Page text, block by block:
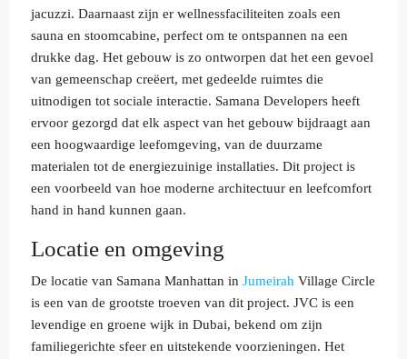
jacuzzi. Daarnaast zijn er wellnessfaciliteiten zoals een
sauna en stoomcabine, perfect om te ontspannen na een
drukke dag. Het gebouw is zo ontworpen dat het een gevoel
van gemeenschap creëert, met gedeelde ruimtes die
uitnodigen tot sociale interactie. Samana Developers heeft
ervoor gezorgd dat elk aspect van het gebouw bijdraagt aan
een hoogwaardige leefomgeving, van de duurzame
materialen tot de energiezuinige installaties. Dit project is
een voorbeeld van hoe moderne architectuur en leefcomfort
hand in hand kunnen gaan.
Locatie en omgeving
De locatie van Samana Manhattan in Jumeirah Village Circle
is een van de grootste troeven van dit project. JVC is een
levendige en groene wijk in Dubai, bekend om zijn
familiegerichte sfeer en uitstekende voorzieningen. Het